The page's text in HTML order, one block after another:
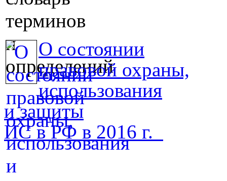
О состоянии
правовой охраны,
использования
и защиты
ИС в РФ в 2016 г.